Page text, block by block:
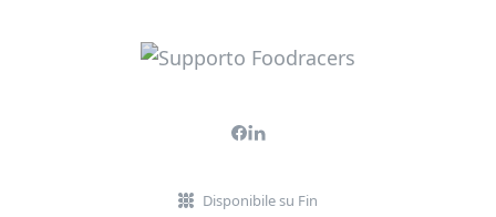
Disponibile su Fin